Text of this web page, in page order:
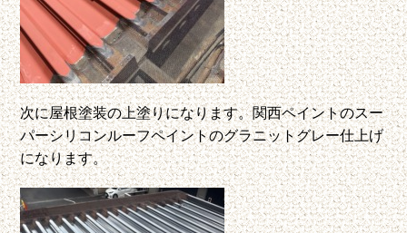
次に屋根塗装の上塗りになります。関西ペイントのスー
パーシリコンルーフペイントのグラニットグレー仕上げ
になります。